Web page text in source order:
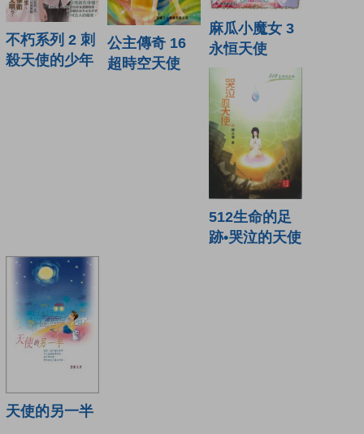
不朽系列 2 刺
殺天使的少年
公主傳奇 16
超時空天使
麻瓜小魔女 3
永恒天使
512生命的足
跡•哭泣的天使
天使的另一半